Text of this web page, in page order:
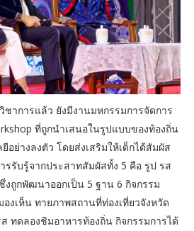
าการแล้ว ยังมีงานมหกรรมการจัดการ
ที่ถูกนำเสนอในรูปแบบของท้องถิ่น
อย่างลงตัว โดยส่งเสริมให้เด็กได้สัมผัส
รับรู้จากประสาทสัมผัสทั้ง 5 คือ รูป รส
งถูกพัฒนาออกเป็น 5 ฐาน 6 กิจกรรม
งเห็น ทายภาพสถานที่ท่องเที่ยวจังหวัด
ทดลองชิมอาหารท้องถิ่น กิจกรรมการได้